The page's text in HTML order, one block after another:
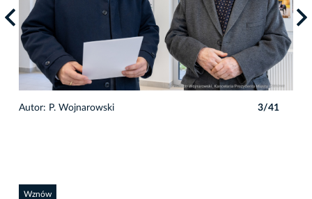
Autor: P. Wojnarowski 3/41
Wznów